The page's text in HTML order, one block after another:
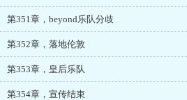
第351章，beyond乐队分歧
第352章，落地伦敦
第353章，皇后乐队
第354章，宣传结束